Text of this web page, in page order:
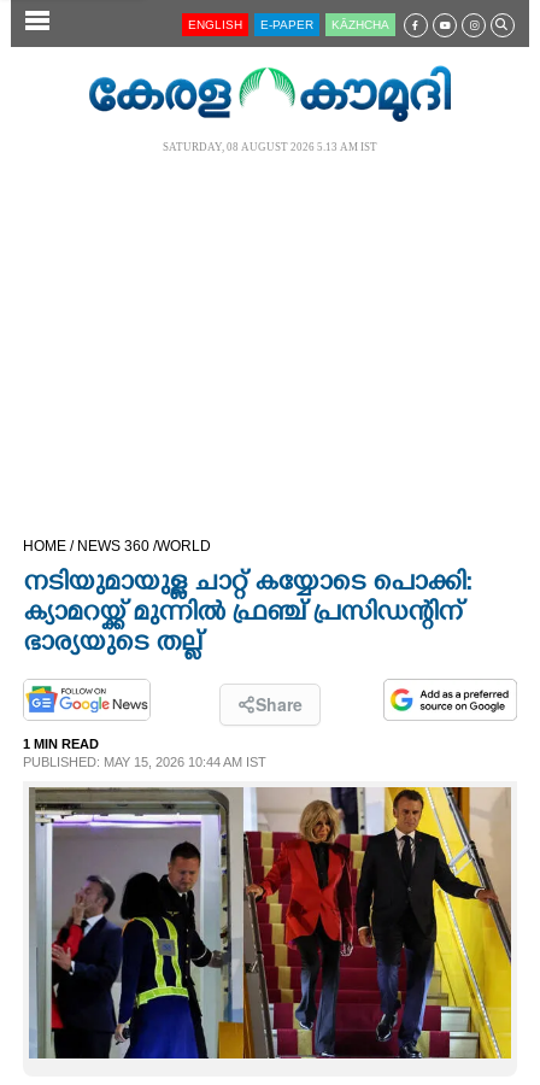
SECTIONS
OPINION
PHOTOS
LIFESTYLE
INFO+
ART
ASTRO
ENGLISH E-PAPER KĀZHCHA
SATURDAY, 08 AUGUST 2026 5.13 AM IST
HOME / NEWS 360 /WORLD
നടിയുമായുള്ള ചാറ്റ് കയ്യോടെ പൊക്കി:
ക്യാമറയ്ക്ക് മുന്നിൽ ഫ്രഞ്ച് പ്രസിഡന്റിന്
ഭാര്യയുടെ തല്ല്
Share
1 MIN READ
PUBLISHED: MAY 15, 2026 10:44 AM IST